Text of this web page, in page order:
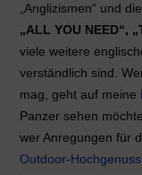
„Anglizismen“ und
„ALL YOU NEED“,
viele weitere
verständlich sind.
mag, geht auf meine
Panzer sehen
wer Anregungen für
Outdoor-Hochgenuss